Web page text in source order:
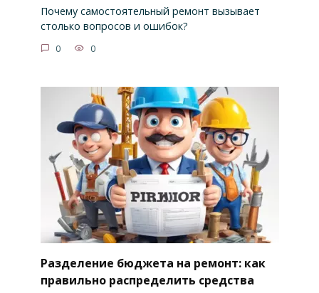
Почему самостоятельный ремонт вызывает
столько вопросов и ошибок?
0 0
Разделение бюджета на ремонт: как
правильно распределить средства